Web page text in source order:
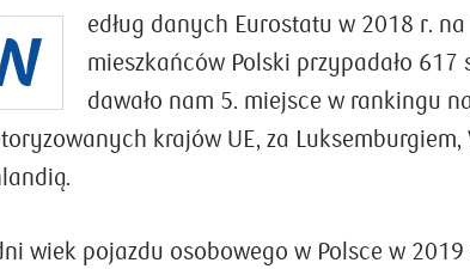
edług danych Eurostatu w 2018 r.
mieszkańców Polski przypadało 617
dawało nam 5. miejsce w rankingu
krajów UE, za Luksemburgiem,
wiek pojazdu osobowego w Polsce w 2019
Design
Banku
sposobów na jej
Firmuj to
utrzymać się na rynku